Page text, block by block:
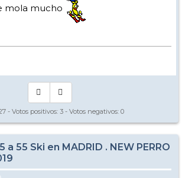
mola mucho
- Votos positivos: 3 - Votos negativos: 0
a 55 Ski en MADRID . NEW PERRO